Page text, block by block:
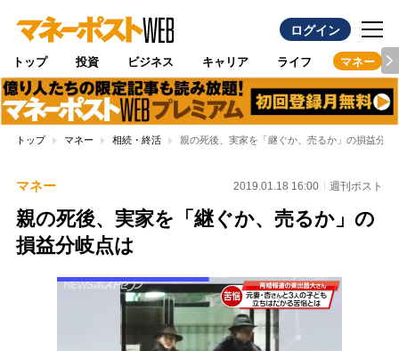
ログイン
トップ 投資 ビジネス キャリア ライフ マネー
トップ マネー 相続・終活 親の死後、実家を「継ぐか、売るか」の損益分岐
マネー 2019.01.18 16:00 週刊ポスト
親の死後、実家を「継ぐか、売るか」の
損益分岐点は